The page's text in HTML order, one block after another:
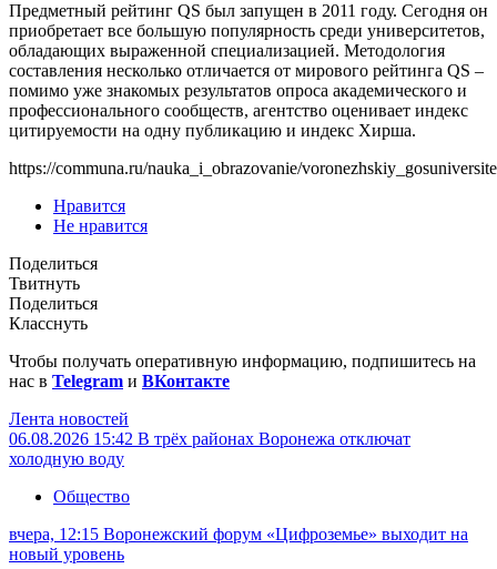
Предметный рейтинг QS был запущен в 2011 году. Сегодня он
приобретает все большую популярность среди университетов,
обладающих выраженной специализацией. Методология
составления несколько отличается от мирового рейтинга QS –
помимо уже знакомых результатов опроса академического и
профессионального сообществ, агентство оценивает индекс
цитируемости на одну публикацию и индекс Хирша.
https://communa.ru/nauka_i_obrazovanie/
Нравится
Не нравится
Поделиться
Твитнуть
Поделиться
Класснуть
Чтобы получать оперативную информацию, подпишитесь на
нас в Telegram и ВКонтакте
Лента новостей
06.08.2026 15:42 В трёх районах Воронежа отключат
холодную воду
Общество
вчера, 12:15 Воронежский форум «Цифроземье» выходит на
новый уровень